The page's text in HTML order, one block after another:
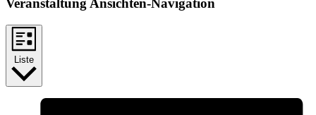
Veranstaltung Ansichten-Navigation
Liste